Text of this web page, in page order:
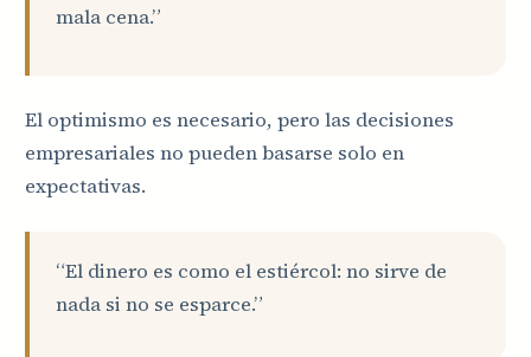
mala cena.”
El optimismo es necesario, pero las decisiones
empresariales no pueden basarse solo en
expectativas.
“El dinero es como el estiércol: no sirve de
nada si no se esparce.”